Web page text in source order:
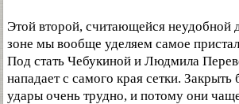
Этой второй, считающейся неудобной
зоне мы вообще уделяем самое
Под стать Чебукиной и Людмила
нападает с самого края сетки. Закрыть
удары очень трудно, и потому они